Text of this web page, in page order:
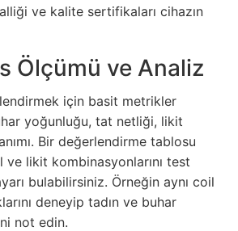
ve kalite sertifikaları cihazın
Ölçümü ve Analiz
için basit metrikler
yoğunluğu, tat netliği, likit
Bir değerlendirme tablosu
likit kombinasyonlarını test
bulabilirsiniz. Örneğin aynı coil
deneyip tadın ve buhar
not edin.